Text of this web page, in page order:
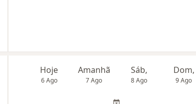
Hoje
6 Ago
Amanhã
7 Ago
Sáb,
8 Ago
Dom,
9 Ago